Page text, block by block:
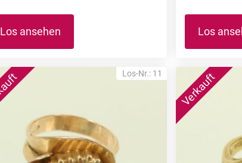
Los ansehen Los
Los-Nr.: 11